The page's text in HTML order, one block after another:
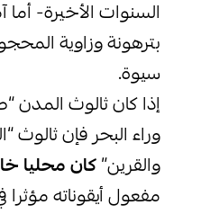
السنوات الأخيرة-
بترهونة وزاوية
سيوة.
إذا كان ثالوث
وراء البحر فإن ثالوث
والقرين”كان محليا
مفعول أيقوناته مؤثرا